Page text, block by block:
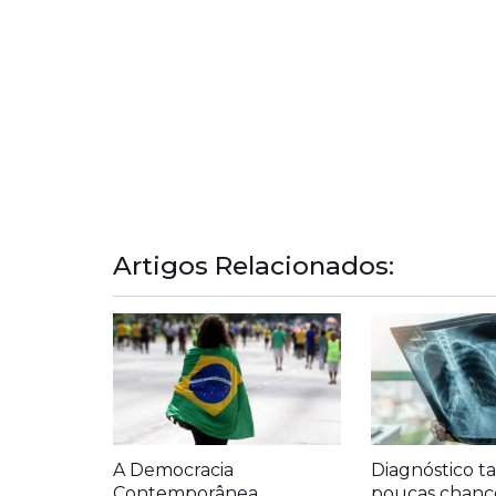
Artigos Relacionados:
A Democracia
Diagnóstico